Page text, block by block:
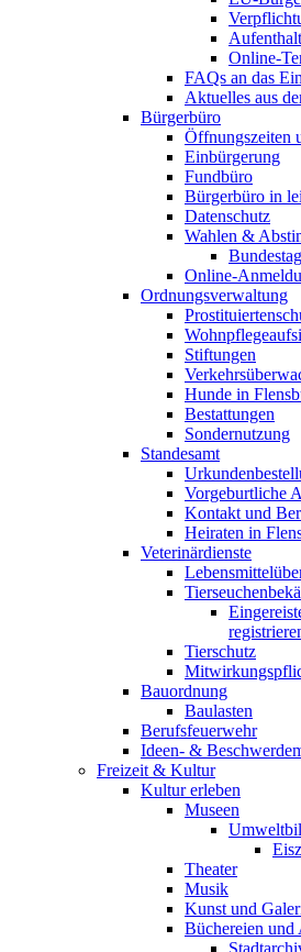
Online-
FAQs an das
Aktuelles aus
Bürgerbüro
Öffnungszeiten
Einbürgerung
Fundbüro
Bürgerbüro in
Datenschutz
Wahlen &
Online-
Ordnungsverwaltung
Stiftungen
Hunde in
Bestattungen
Sondernutzung
Standesamt
Vorgeburtliche
Kontakt und
Heiraten in
Veterinärdienste
Tierschutz
Bauordnung
Baulasten
Berufsfeuerwehr
Ideen- &
Freizeit & Kultur
Kultur erleben
Museen
Theater
Musik
Kunst und
Büchereien und